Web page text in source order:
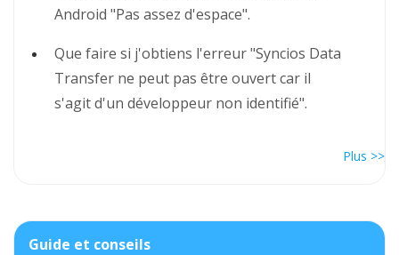
Android "Pas assez d'espace".
Que faire si j'obtiens l'erreur "Syncios Data
Transfer ne peut pas être ouvert car il
s'agit d'un développeur non identifié".
Plus >>
Guide et conseils